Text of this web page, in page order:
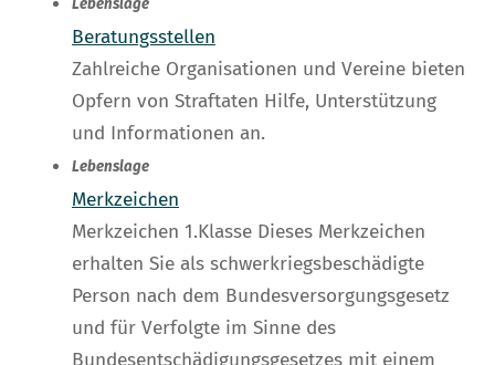
Lebenslage
Beratungsstellen
Zahlreiche Organisationen und Vereine bieten
Opfern von Straftaten Hilfe, Unterstützung
und Informationen an.
Lebenslage
Merkzeichen
Merkzeichen 1.Klasse Dieses Merkzeichen
erhalten Sie als schwerkriegsbeschädigte
Person nach dem Bundesversorgungsgesetz
und für Verfolgte im Sinne des